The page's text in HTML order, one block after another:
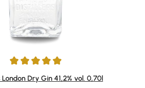
von 5 von 5 Sternen
Dry Gin 41,2% vol. 0,70l